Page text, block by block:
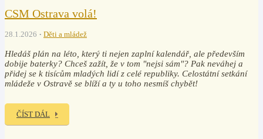
CSM Ostrava volá!
28.1.2026 Děti a mládež
Hledáš plán na léto, který ti nejen zaplní kalendář, ale především
dobije baterky? Chceš zažít, že v tom "nejsi sám"? Pak neváhej a
přidej se k tisícům mladých lidí z celé republiky. Celostátní setkání
mládeže v Ostravě se blíží a ty u toho nesmíš chybět!
ČÍST DÁL